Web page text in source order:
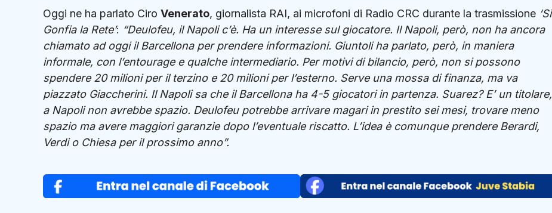
Oggi ne ha parlato Ciro Venerato, giornalista RAI, ai microfoni di Radio CRC durante la trasmissione ‘Si
Gonfia la Rete’: “Deulofeu, il Napoli c’è. Ha un interesse sul giocatore. Il Napoli, però, non ha ancora
chiamato ad oggi il Barcellona per prendere informazioni. Giuntoli ha parlato, però, in maniera
informale, con l’entourage e qualche intermediario. Per motivi di bilancio, però, non si possono
spendere 20 milioni per il terzino e 20 milioni per l’esterno. Serve una mossa di finanza, ma va
piazzato Giaccherini. Il Napoli sa che il Barcellona ha 4-5 giocatori in partenza. Suarez? E’ un titolare,
a Napoli non avrebbe spazio. Deulofeu potrebbe arrivare magari in prestito sei mesi, trovare meno
spazio ma avere maggiori garanzie dopo l’eventuale riscatto. L’idea è comunque prendere Berardi,
Verdi o Chiesa per il prossimo anno”.